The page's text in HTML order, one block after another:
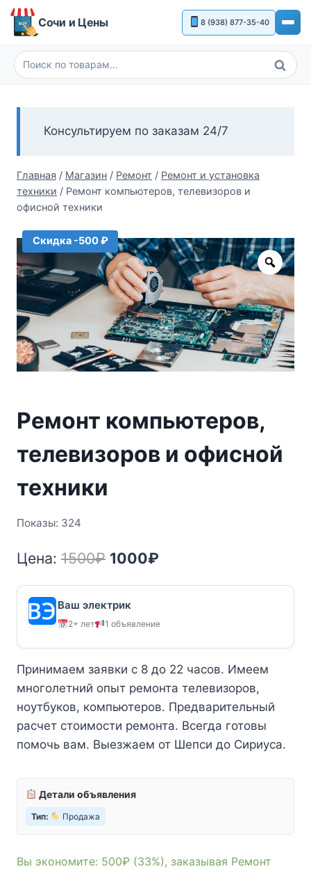
Перейти
Сочи и Цены 8 (938) 877-35-40
Искать:
Поиск
Консультируем по заказам 24/7
Главная / Магазин / Ремонт / Ремонт и установка
техники / Ремонт компьютеров, телевизоров и
офисной техники
Скидка -500 ₽
Zoom
Ремонт компьютеров,
телевизоров и офисной
техники
Показы: 324
Цена: 1500₽ Первоначальная
цена
составляла
1500₽.
1000₽
цена:
Ваш электрик
2+ лет 1 объявление
Принимаем заявки с 8 до 22 часов. Имеем
многолетний опыт ремонта телевизоров,
ноутбуков, компьютеров. Предварительный
расчет стоимости ремонта. Всегда готовы
помочь вам. Выезжаем от Шепси до Сириуса.
Детали объявления
Тип: Продажа
Вы экономите: 500₽ (33%), заказывая Ремонт